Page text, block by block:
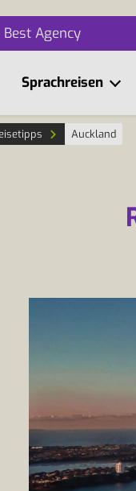
Agency
Sprachreisen
Auckland